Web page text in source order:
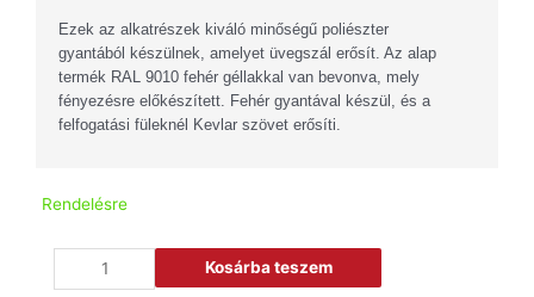
Ezek az alkatrészek kiváló minőségű poliészter
gyantából készülnek, amelyet üvegszál erősít. Az alap
termék RAL 9010 fehér géllakkal van bevonva, mely
fényezésre előkészített. Fehér gyantával készül, és a
felfogatási füleknél Kevlar szövet erősíti.
Rendelésre
Kosárba teszem